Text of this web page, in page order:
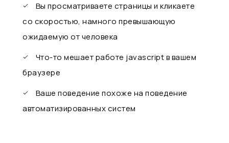
Вы просматриваете страницы и кликаете
со скоростью, намного превышающую
ожидаемую от человека
Что-то мешает работе javascript в вашем
браузере
Ваше поведение похоже на поведение
автоматизированных систем